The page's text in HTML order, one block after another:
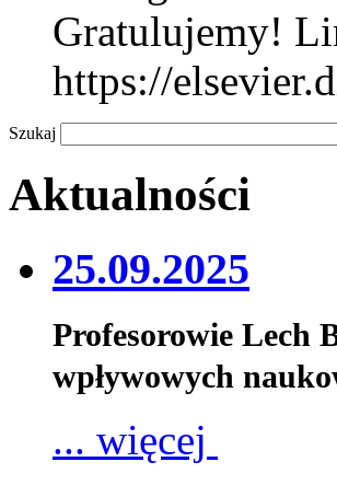
Gratulujemy!
https://
Szukaj
Aktualności
25.09.2025
Profesorowie Lech
wpływowych
... więcej